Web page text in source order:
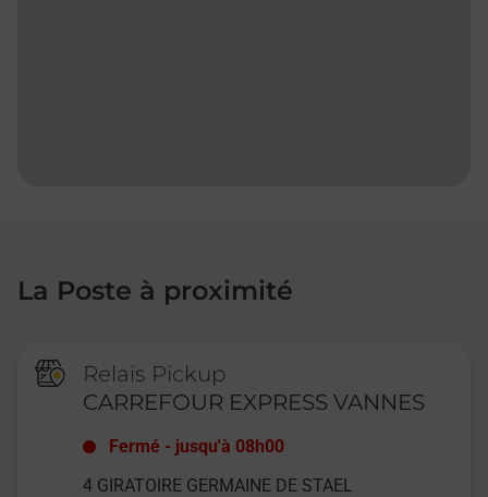
La Poste à proximité
Relais Pickup
CARREFOUR EXPRESS VANNES
Fermé - jusqu'à 08h00
4 GIRATOIRE GERMAINE DE STAEL